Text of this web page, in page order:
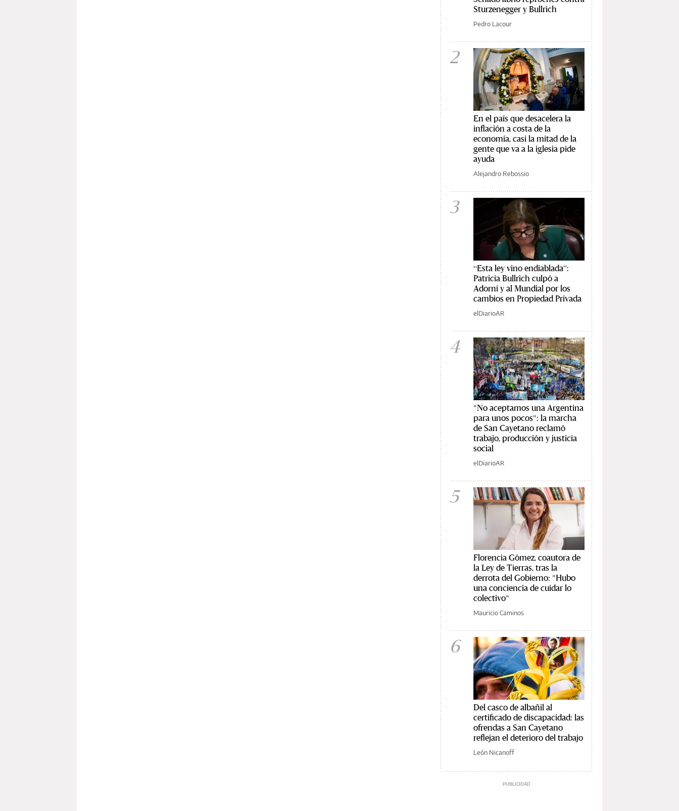
Sturzenegger y Bullrich
Pedro Lacour
2
En el país que desacelera la
inflación a costa de la
economía, casi la mitad de la
gente que va a la iglesia pide
ayuda
Alejandro Rebossio
3
“Esta ley vino endiablada”:
Patricia Bullrich culpó a
Adorni y al Mundial por los
cambios en Propiedad Privada
elDiarioAR
4
"No aceptamos una Argentina
para unos pocos": la marcha
de San Cayetano reclamó
trabajo, producción y justicia
social
elDiarioAR
5
Florencia Gómez, coautora de
la Ley de Tierras, tras la
derrota del Gobierno: "Hubo
una conciencia de cuidar lo
colectivo"
Mauricio Caminos
6
Del casco de albañil al
certificado de discapacidad: las
ofrendas a San Cayetano
reflejan el deterioro del trabajo
León Nicanoff